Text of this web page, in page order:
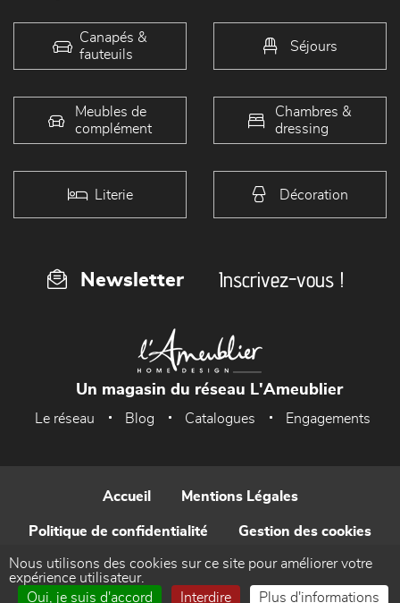
Canapés &
fauteuils
Séjours
Meubles de
complément
Chambres &
dressing
Literie Décoration
Newsletter Inscrivez-vous !
Un magasin du réseau L'Ameublier
Le réseau Blog Catalogues Engagements
Accueil Mentions Légales
Politique de confidentialité Gestion des cookies
Contact
Nous utilisons des cookies sur ce site pour améliorer votre
expérience utilisateur.
Oui, je suis d'accord
Interdire Plus d'informations